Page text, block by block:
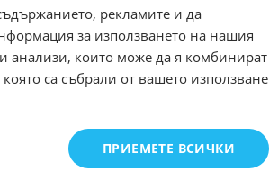
рекламите и да
за използването на нашия
анализи, които може да я комбинират
са събрали от вашето използване
ПРИЕМЕТЕ ВСИЧКИ